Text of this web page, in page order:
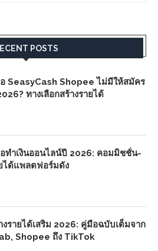
POSTS
SeasyCash Shopee ไม่มีให้สมัคร
ทางเลือกสร้างรายได้
ทำเงินออนไลน์ปี 2026: คอมมิชชั่น-
ได้แพลตฟอร์มดัง
งรายได้เสริม 2026: คู่มือฉบับเต็มจาก
Shopee ถึง TikTok